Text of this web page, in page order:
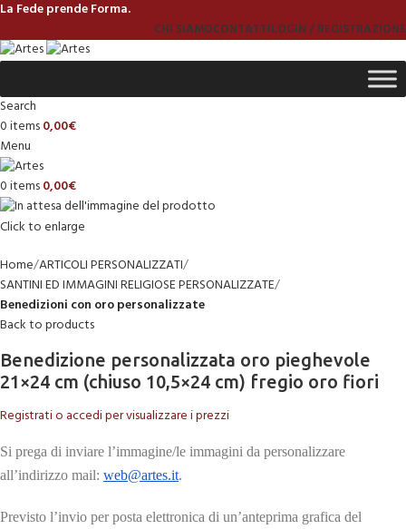
La Fede prende Forma.
CHI SIAMOCONTATTILOGIN / REGISTRAZIONE
Search
0items0,00€
Menu
0items0,00€
Click to enlarge
Home ARTICOLI PERSONALIZZATI
SANTINI ED IMMAGINI RELIGIOSE PERSONALIZZATE
Benedizioni con oro personalizzate
Back to products
Benedizione personalizzata oro pieghevole
21×24 cm (chiuso 10,5×24 cm) fregio oro fiori
Registrati o accedi per visualizzare i prezzi
Si prega di inviare l’immagine/le immagini da personalizzare
all’indirizzo mail: web@artes.it.
Previsto l’invio per posta elettronica di un’anteprima grafica del